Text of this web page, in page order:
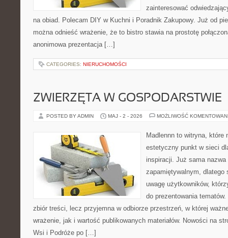
zainteresować
na obiad. Polecam DIY w Kuchni i Poradnik Zakupowy. Już od
można odnieść wrażenie, że to bistro stawia na prostotę
anonimowa prezentacja […]
CATEGORIES: NIERUCHOMOŚCI
ZWIERZĘTA W GOSPODARSTWIE
POSTED BY ADMIN MAJ - 2 - 2026 MOŻLIWOŚĆ
Madlennn to witryna, które
estetyczny punkt w sieci
inspiracji. Już sama
zapamiętywalnym, dlatego
uwagę użytkowników,
do prezentowania
zbiór treści, lecz przyjemna w odbiorze przestrzeń, w której
wrażenie, jak i wartość publikowanych materiałów. Nowości na
Wsi i Podróże po […]